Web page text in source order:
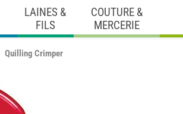
LAINES &
FILS
COUTURE &
MERCERIE
Quilling Crimper